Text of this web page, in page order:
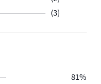
(3)
81%